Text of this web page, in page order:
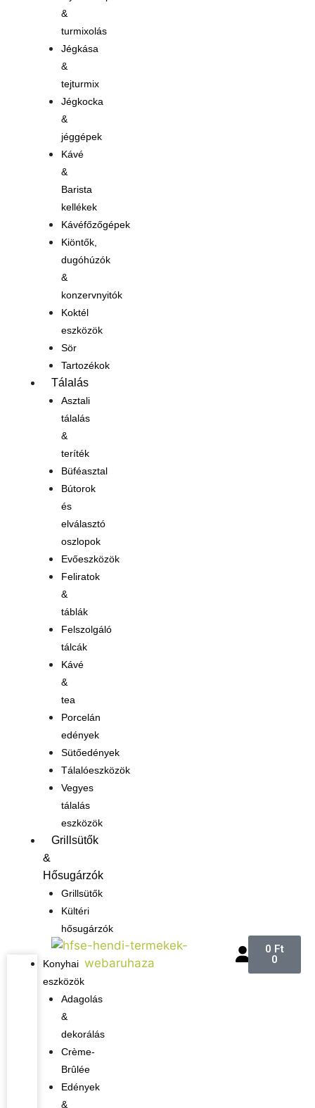
&
turmixolás
Jégkása
&
tejturmix
Jégkocka
&
jéggépek
Kávé
&
Barista
kellékek
Kávéfőzőgépek
Kiöntők,
dugóhúzók
&
konzervnyitók
Koktél
eszközök
Sör
Tartozékok
Tálalás
Asztali
tálalás
&
teríték
Büféasztal
Bútorok
és
elválasztó
oszlopok
Evőeszközök
Feliratok
&
táblák
Felszolgáló
tálcák
Kávé
&
tea
Porcelán
edények
Sütőedények
Tálalóeszközök
Vegyes
tálalás
eszközök
Grillsütők
&
Hősugárzók
Grillsütők
Kültéri
hősugárzók
Konyhai
eszközök
Adagolás
&
dekorálás
Crème-
Brûlée
Edények
&
0 Ft
0